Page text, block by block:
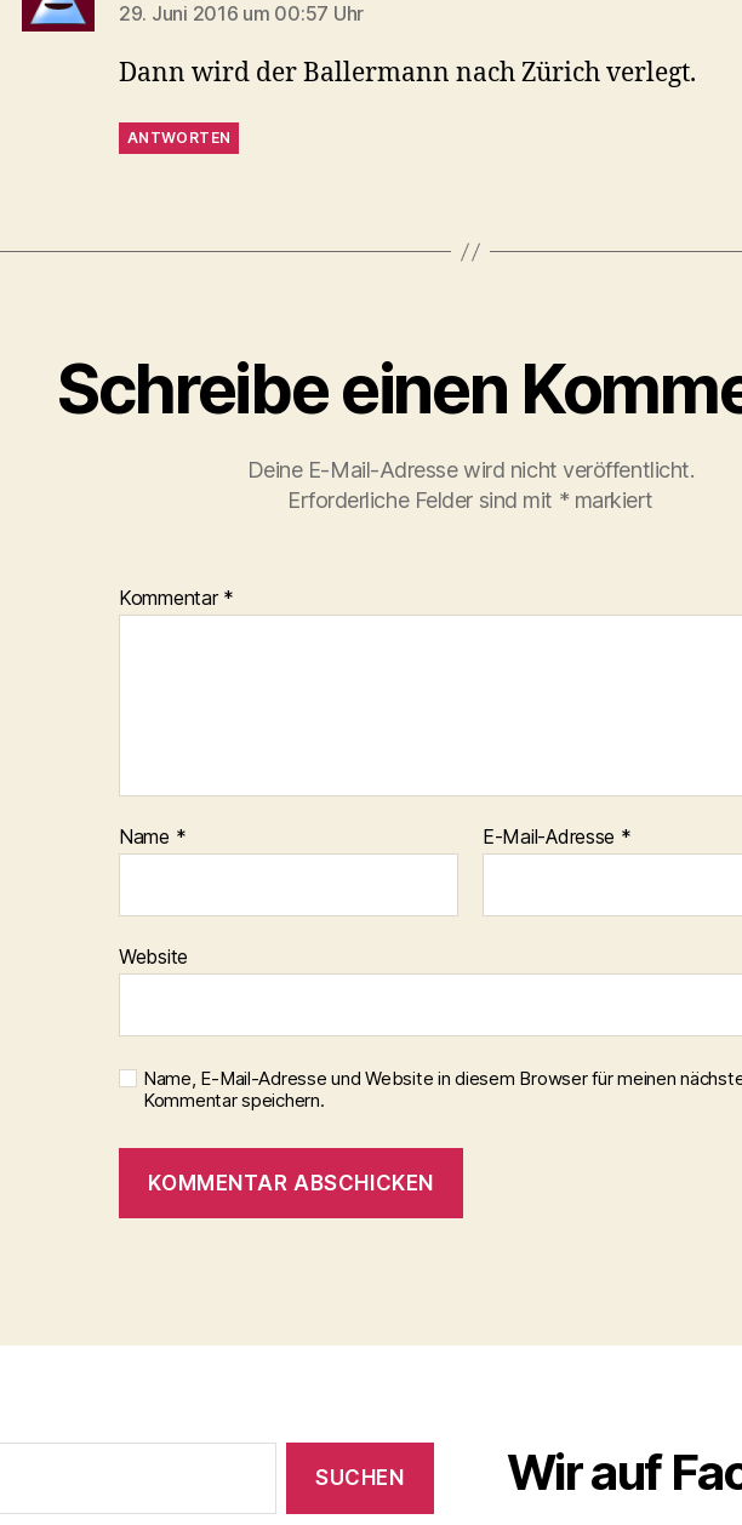
29. Juni 2016 um 00:57 Uhr
Dann wird der Ballermann nach Zürich verlegt.
ANTWORTEN
Schreibe einen
Deine E-Mail-Adresse wird nicht veröffentlicht.
Erforderliche Felder sind mit * markiert
Kommentar *
Name * E-Mail-Adresse *
Website
Name, E-Mail-Adresse und Website in diesem Browser für meinen
Kommentar speichern.
Wir auf